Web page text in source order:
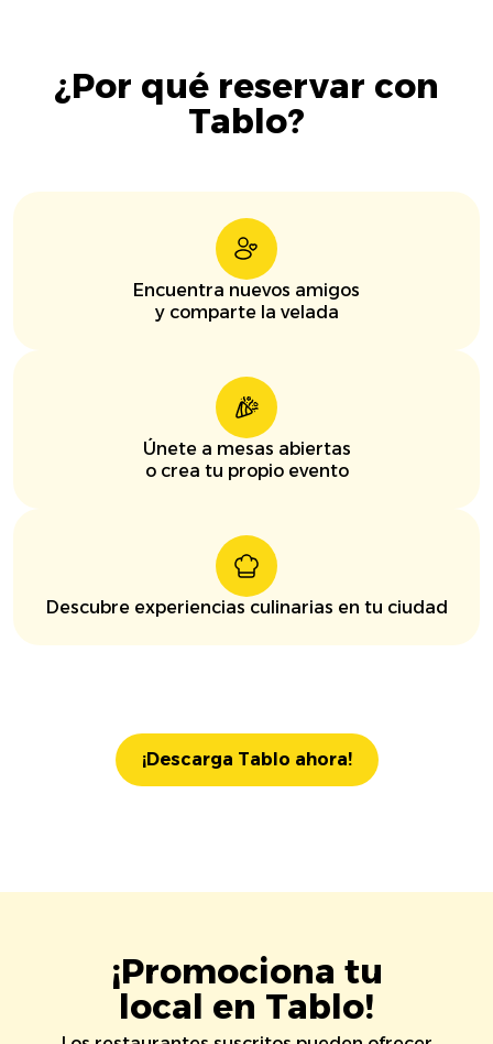
¿Por qué reservar con
Tablo?
Encuentra nuevos amigos
y comparte la velada
Únete a mesas abiertas
o crea tu propio evento
Descubre experiencias culinarias en tu ciudad
¡Descarga Tablo ahora!
¡Promociona tu
local en Tablo!